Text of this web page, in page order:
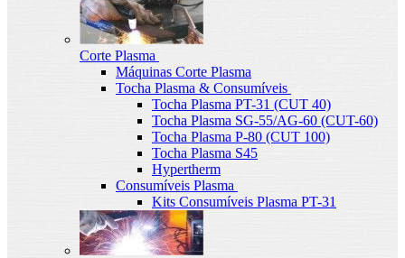
Corte Plasma
Máquinas Corte Plasma
Tocha Plasma & Consumíveis
Tocha Plasma PT-31 (CUT 40)
Tocha Plasma SG-55/AG-60 (CUT-60)
Tocha Plasma P-80 (CUT 100)
Tocha Plasma S45
Hypertherm
Consumíveis Plasma
Kits Consumíveis Plasma PT-31